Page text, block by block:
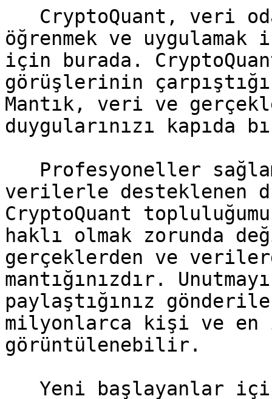
öğrenmek ve
için burada.
görüşlerinin
Mantık, veri ve
duygularınızı kapıda
verilerle desteklenen
CryptoQuant
haklı olmak zorunda
gerçeklerden ve
mantığınızdır.
paylaştığınız
milyonlarca kişi ve
görüntülenebilir.